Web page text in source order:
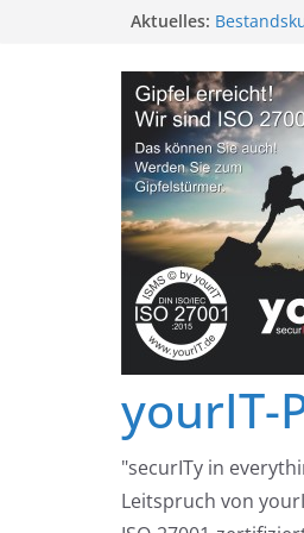
Aktuelles:
ISO 27001
Sind
hier BAFA?
Einführung
yourIT-
"securITy in
Leitspruch von